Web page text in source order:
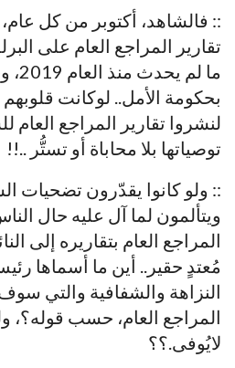
:: فالشاهد، أكتوبر من كل
تقارير المراجع العام على
ما
بحكومة الأمل.. لوكانت قلوبهم
لنشروا تقارير المراجع العام
توصياتها بلا محاباة أو تستُّر ..!!
:: ولو كانوا يقدّرون تضحيات
ويتألمون لما آل عليه حال
المراجع العام بتقاريره إلى
مُعتدٍ حقير.. أين ما أسماها
النزاهة والشفافية والتي
المراجع العام، حسب قوله؟،
لايُوفى.؟؟